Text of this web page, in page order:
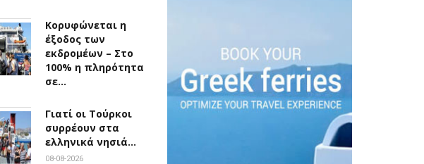
Κορυφώνεται η
έξοδος των
εκδρομέων – Στο
100% η πληρότητα
σε…
Γιατί οι Τούρκοι
συρρέουν στα
ελληνικά νησιά…
08-08-2026